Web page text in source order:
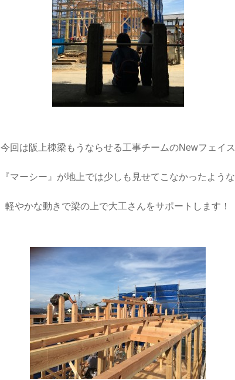
今回は阪上棟梁もうならせる工事チームのNewフェイス
『マーシー』が地上では少しも見せてこなかったような
軽やかな動きで梁の上で大工さんをサポートします！